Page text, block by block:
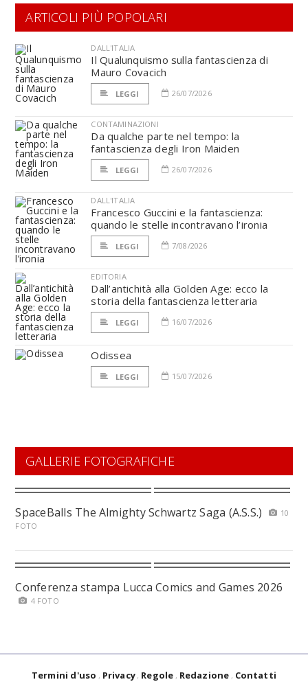
ARTICOLI PIÙ POPOLARI
DALL'ITALIA
Il Qualunquismo sulla fantascienza di
Mauro Covacich
LEGGI 26/07/2026
CONTAMINAZIONI
Da qualche parte nel tempo: la
fantascienza degli Iron Maiden
LEGGI 26/07/2026
DALL'ITALIA
Francesco Guccini e la fantascienza:
quando le stelle incontravano l’ironia
LEGGI 7/08/2026
EDITORIA
Dall’antichità alla Golden Age: ecco la
storia della fantascienza letteraria
LEGGI 16/07/2026
Odissea
LEGGI 15/07/2026
GALLERIE FOTOGRAFICHE
SpaceBalls The Almighty Schwartz Saga (A.S.S.)
10
FOTO
Conferenza stampa Lucca Comics and Games 2026
4 FOTO
Termini d'uso Privacy Regole Redazione Contatti